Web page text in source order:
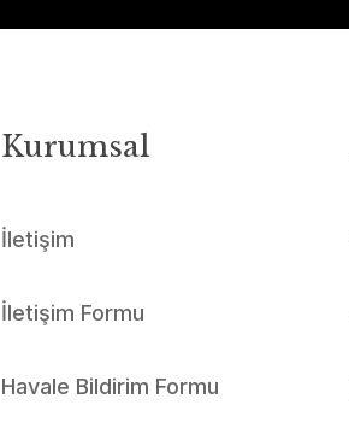
Kurumsal
İletişim
İletişim Formu
Havale Bildirim Formu